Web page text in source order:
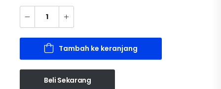
Tambah ke keranjang
Beli Sekarang